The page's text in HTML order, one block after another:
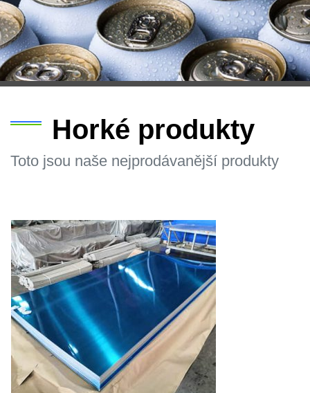
Horké produkty
Toto jsou naše nejprodávanější produkty